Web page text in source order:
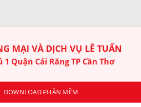
MẠI VÀ DỊCH VỤ LÊ TUẤN
1 Quận Cái Răng TP Cần Thơ
DOWNLOAD PHẦN MỀM